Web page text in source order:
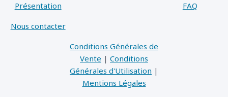
Présentation
Nous contacter
FAQ
Conditions Générales de
Vente | Conditions
Générales d'Utilisation |
Mentions Légales